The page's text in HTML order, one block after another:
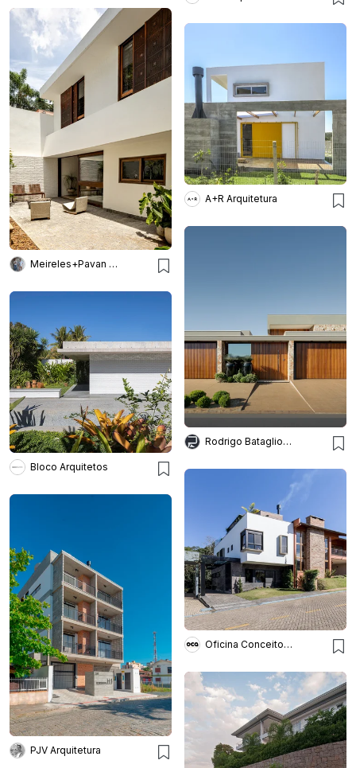
Meireles+Pavan Arquitetura
A+R Arquitetura
Rodrigo Batagliotti Arquitetos
Bloco Arquitetos
Oficina Conceito Arquitetura
PJV Arquitetura